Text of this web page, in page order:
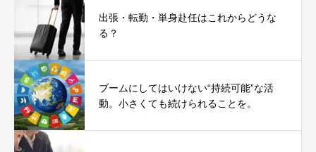
出張・転勤・単身赴任はこれからどうな
る？
ブームにしてはいけない“持続可能”な活
動。小さくても続けられることを。